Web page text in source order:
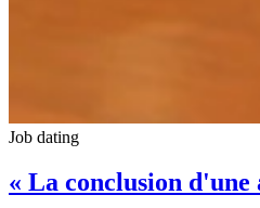
Job dating
« La conclusion d'une